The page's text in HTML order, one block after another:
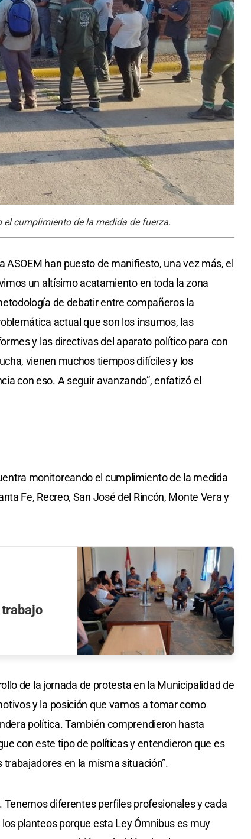
el cumplimiento de la medida de fuerza.
han puesto de manifiesto, una vez más, el
un altísimo acatamiento en toda la zona
de debatir entre compañeros la
actual que son los insumos, las
y las directivas del aparato político para con
vienen muchos tiempos difíciles y los
con eso. A seguir avanzando”, enfatizó el
monitoreando el cumplimiento de la medida
Fe, Recreo, San José del Rincón, Monte Vera y
de la jornada de protesta en la Municipalidad de
y la posición que vamos a tomar como
política. También comprendieron hasta
con este tipo de políticas y entendieron que es
en la misma situación”.
Tenemos diferentes perfiles profesionales y cada
planteos porque esta Ley Ómnibus es muy